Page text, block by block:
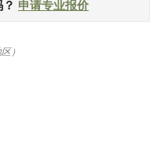
申请专业报价
）